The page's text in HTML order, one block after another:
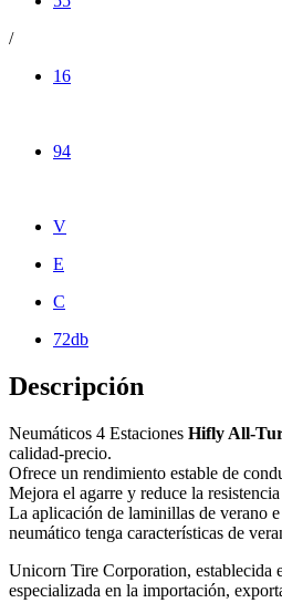
/
16
94
V
E
C
72db
Descripción
Neumáticos 4 Estaciones Hifly All-
calidad-precio.
Ofrece un rendimiento estable de
Mejora el agarre y reduce la
La aplicación de laminillas de verano
neumático tenga características de
Unicorn Tire Corporation, establecida
especializada en la importación,